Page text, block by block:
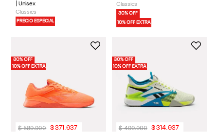
| Unisex
Classics
PRECIO ESPECIAL
Classics
30% OFF
10% OFF EXTRA
30% OFF
10% OFF EXTRA
$ 589.900 $371 .637
30% OFF
10% OFF EXTRA
$ 499.900 $314.937